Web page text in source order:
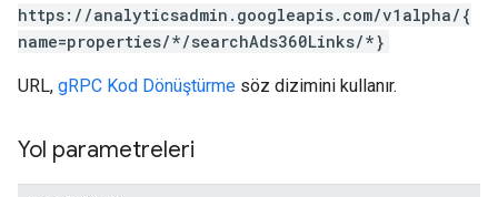
https://analyticsadmin.googleapis.com/v1alpha/{
name=properties/*/searchAds360Links/*}
URL, gRPC Kod Dönüştürme söz dizimini kullanır.
Yol parametreleri